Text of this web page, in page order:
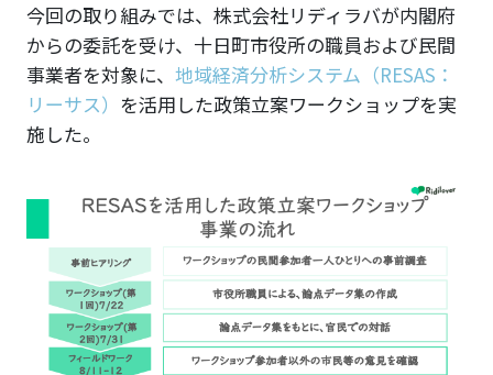
今回の取り組みでは、株式会社リディラバが内閣府
からの委託を受け、十日町市役所の職員および民間
事業者を対象に、 地域経済分析システム（RESAS：
リーサス） を活用した政策立案ワークショップを実
施した。